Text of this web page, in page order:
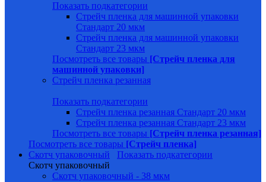
Показать подкатегории
Стрейч пленка для машинной упаковки
Стандарт 20 мкм
Стрейч пленка для машинной упаковки
Стандарт 23 мкм
Посмотреть все товары [Стрейч пленка для
машинной упаковки]
Стрейч пленка резанная
Показать подкатегории
Стрейч пленка резанная Стандарт 20 мкм
Стрейч пленка резанная Стандарт 23 мкм
Посмотреть все товары [Стрейч пленка резанная]
Посмотреть все товары [Стрейч пленка]
Скотч упаковочный
Показать подкатегории
Скотч упаковочный
Скотч упаковочный - 38 мкм